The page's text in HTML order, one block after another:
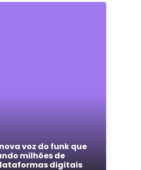
voz do funk que
milhões de
digitais